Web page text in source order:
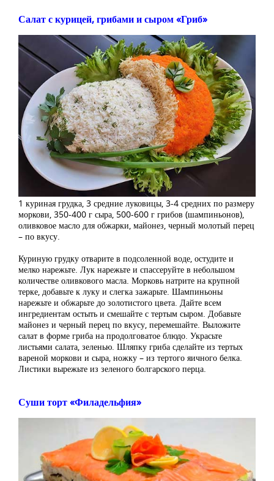
Салат с курицей, грибами и сыром «Гриб»
1 куриная грудка, 3 средние луковицы, 3-4 средних по размеру
моркови, 350-400 г сыра, 500-600 г грибов (шампиньонов),
оливковое масло для обжарки, майонез, черный молотый перец
– по вкусу.
Куриную грудку отварите в подсоленной воде, остудите и
мелко нарежьте. Лук нарежьте и спассеруйте в небольшом
количестве оливкового масла. Морковь натрите на крупной
терке, добавьте к луку и слегка зажарьте. Шампиньоны
нарежьте и обжарьте до золотистого цвета. Дайте всем
ингредиентам остыть и смешайте с тертым сыром. Добавьте
майонез и черный перец по вкусу, перемешайте. Выложите
салат в форме гриба на продолговатое блюдо. Украсьте
листьями салата, зеленью. Шляпку гриба сделайте из тертых
вареной моркови и сыра, ножку – из тертого яичного белка.
Листики вырежьте из зеленого болгарского перца.
Суши торт «Филадельфия»